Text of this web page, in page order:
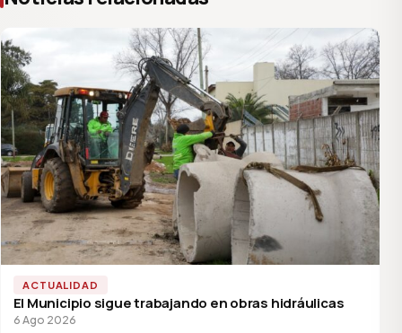
ACTUALIDAD
El Municipio sigue trabajando en obras hidráulicas
6 Ago 2026